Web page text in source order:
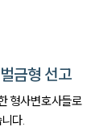
금형 선고
형사변호사들로
다.